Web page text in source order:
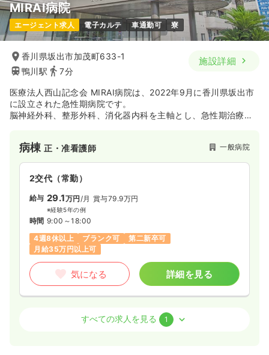
MIRAI病院
エージェント求人 電子カルテ 車通勤可 寮
香川県坂出市加茂町633-1
鴨川駅
7分
施設詳細
医療法人西山記念会 MIRAI病院は、2022年9月に香川県坂出市
に設立された急性期病院です。
脳神経外科、整形外科、消化器内科を主軸とし、急性期治療か
に強みを持っています。その他、内科、外科、眼科、耳鼻咽喉
科など幅広い診療科があり、地域医療の中核を担っています。
病棟正・准看護師 一般病院
2交代（常勤）
給与 29.1万円 /月 賞与79.9万円
※経験5年の例
時間 9:00～18:00
4週8休以上
ブランク可
第二新卒可
月給35万円以上可
気になる 詳細を見る
正・准看護師すべての求人を見る 1